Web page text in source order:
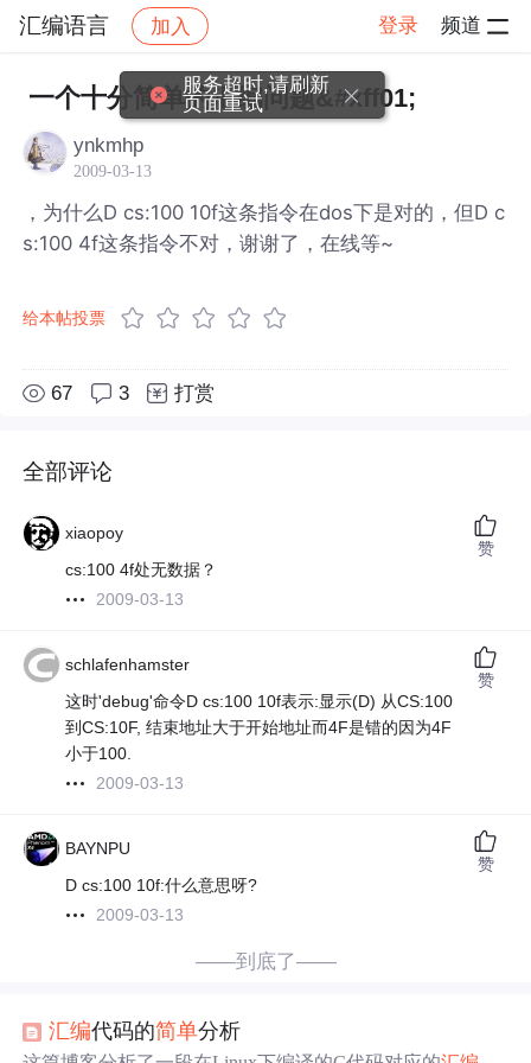
汇编语言 加入 登录 频道
社区 汇编语言 帖子详情
一个十分简单的汇编问题&#xff01;
ynkmhp
2009-03-13
，为什么D cs:100 10f这条指令在dos下是对的，但D c
s:100 4f这条指令不对，谢谢了，在线等~
给本帖投票
67 3 打赏
全部评论
xiaopoy
cs:100 4f处无数据？
2009-03-13
赞
schlafenhamster
这时'debug'命令D cs:100 10f表示:显示(D) 从CS:100
到CS:10F, 结束地址大于开始地址而4F是错的因为4F
小于100.
2009-03-13
赞
BAYNPU
D cs:100 10f:什么意思呀?
2009-03-13
赞
——到底了——
汇编代码的简单分析
服务超时,请刷新
页面重试